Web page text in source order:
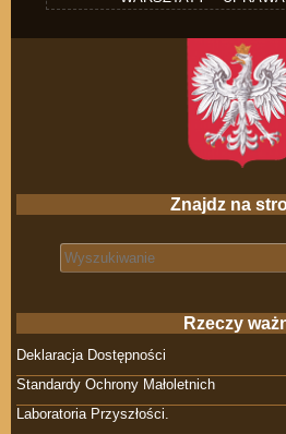
Znajdz na
Search for:
Rzeczy
Deklaracja Dostępności
Standardy Ochrony Małoletnich
Laboratoria Przyszłości.